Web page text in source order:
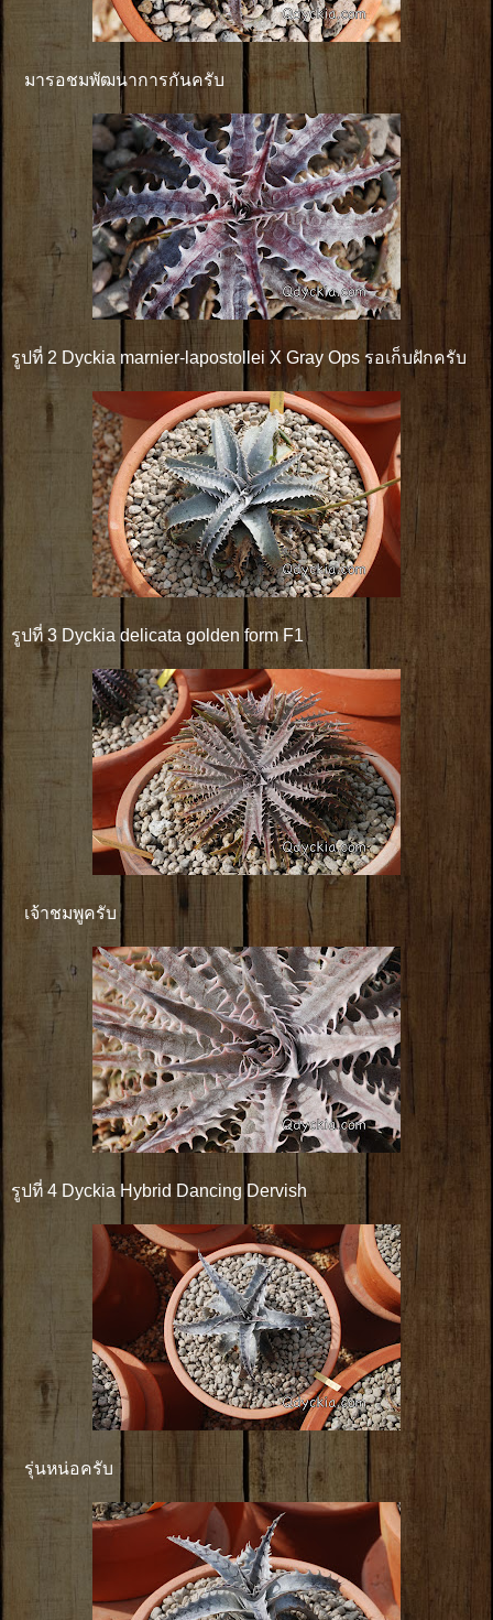
มารอชมพัฒนาการกันครับ
รูปที่ 2 Dyckia marnier-lapostollei X Gray Ops รอเก็บฝักครับ
รูปที่ 3 Dyckia delicata golden form F1
เจ้าชมพูครับ
รูปที่ 4 Dyckia Hybrid Dancing Dervish
รุ่นหน่อครับ